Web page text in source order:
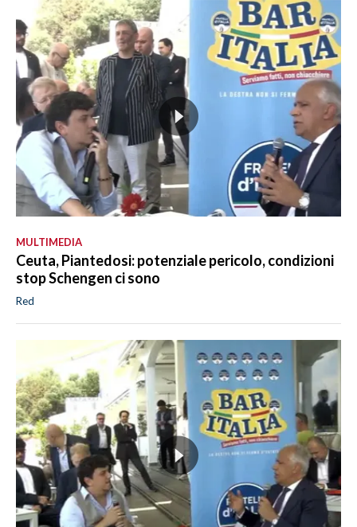
MULTIMEDIA
Ceuta, Piantedosi: potenziale pericolo, condizioni
stop Schengen ci sono
Red